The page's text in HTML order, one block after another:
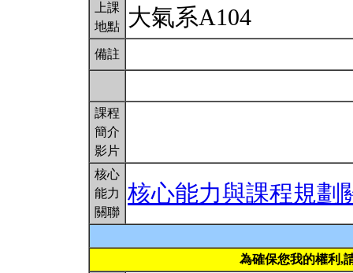
上課
地點
大氣系A104
備註
課程
簡介
影片
核心
能力
關聯
核心能力與課程規劃
為確保您我的權利,